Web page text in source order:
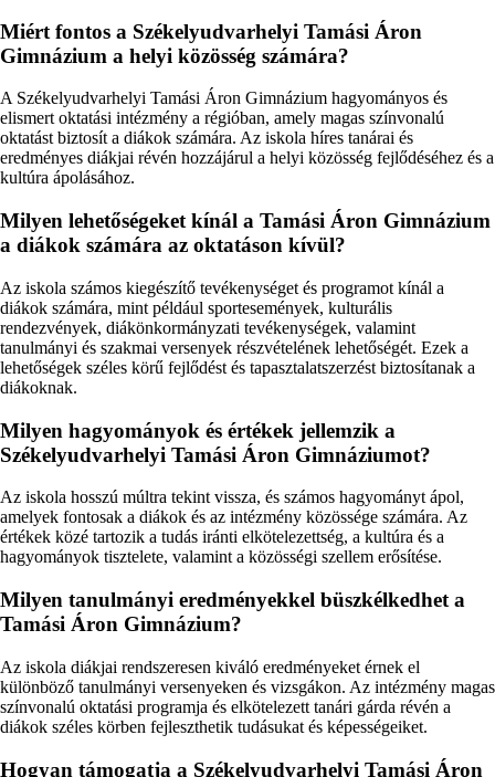
Miért fontos a Székelyudvarhelyi Tamási Áron
Gimnázium a helyi közösség számára?
A Székelyudvarhelyi Tamási Áron Gimnázium hagyományos és
elismert oktatási intézmény a régióban, amely magas színvonalú
oktatást biztosít a diákok számára. Az iskola híres tanárai és
eredményes diákjai révén hozzájárul a helyi közösség fejlődéséhez és a
kultúra ápolásához.
Milyen lehetőségeket kínál a Tamási Áron Gimnázium
a diákok számára az oktatáson kívül?
Az iskola számos kiegészítő tevékenységet és programot kínál a
diákok számára, mint például sportesemények, kulturális
rendezvények, diákönkormányzati tevékenységek, valamint
tanulmányi és szakmai versenyek részvételének lehetőségét. Ezek a
lehetőségek széles körű fejlődést és tapasztalatszerzést biztosítanak a
diákoknak.
Milyen hagyományok és értékek jellemzik a
Székelyudvarhelyi Tamási Áron Gimnáziumot?
Az iskola hosszú múltra tekint vissza, és számos hagyományt ápol,
amelyek fontosak a diákok és az intézmény közössége számára. Az
értékek közé tartozik a tudás iránti elkötelezettség, a kultúra és a
hagyományok tisztelete, valamint a közösségi szellem erősítése.
Milyen tanulmányi eredményekkel büszkélkedhet a
Tamási Áron Gimnázium?
Az iskola diákjai rendszeresen kiváló eredményeket érnek el
különböző tanulmányi versenyeken és vizsgákon. Az intézmény magas
színvonalú oktatási programja és elkötelezett tanári gárda révén a
diákok széles körben fejleszthetik tudásukat és képességeiket.
Hogyan támogatja a Székelyudvarhelyi Tamási Áron